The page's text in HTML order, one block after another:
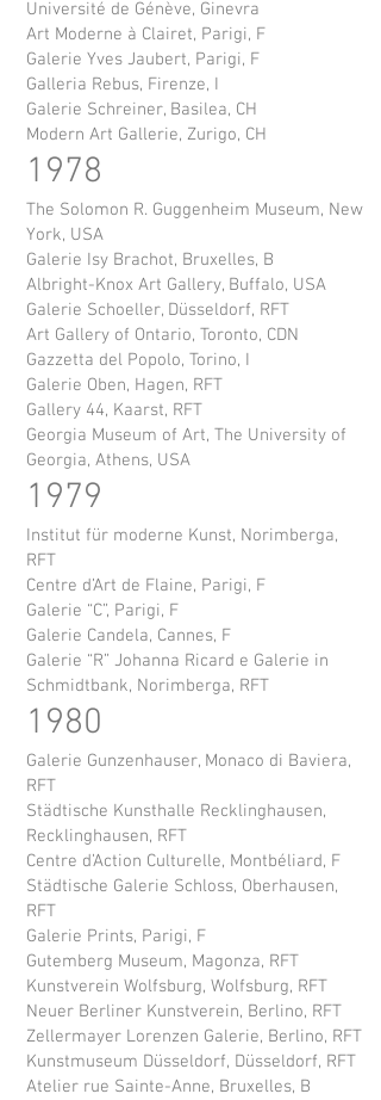
Université de Génève, Ginevra
Art Moderne à Clairet, Parigi, F
Galerie Yves Jaubert, Parigi, F
Galleria Rebus, Firenze, I
Galerie Schreiner, Basilea, CH
Modern Art Gallerie, Zurigo, CH
1978
The Solomon R. Guggenheim Museum, New
York, USA
Galerie Isy Brachot, Bruxelles, B
Albright-Knox Art Gallery, Buffalo, USA
Galerie Schoeller, Düsseldorf, RFT
Art Gallery of Ontario, Toronto, CDN
Gazzetta del Popolo, Torino, I
Galerie Oben, Hagen, RFT
Gallery 44, Kaarst, RFT
Georgia Museum of Art, The University of
Georgia, Athens, USA
1979
Institut für moderne Kunst, Norimberga,
RFT
Centre d’Art de Flaine, Parigi, F
Galerie “C”, Parigi, F
Galerie Candela, Cannes, F
Galerie “R” Johanna Ricard e Galerie in
Schmidtbank, Norimberga, RFT
1980
Galerie Gunzenhauser, Monaco di Baviera,
RFT
Städtische Kunsthalle Recklinghausen,
Recklinghausen, RFT
Centre d’Action Culturelle, Montbéliard, F
Städtische Galerie Schloss, Oberhausen,
RFT
Galerie Prints, Parigi, F
Gutemberg Museum, Magonza, RFT
Kunstverein Wolfsburg, Wolfsburg, RFT
Neuer Berliner Kunstverein, Berlino, RFT
Zellermayer Lorenzen Galerie, Berlino, RFT
Kunstmuseum Düsseldorf, Düsseldorf, RFT
Atelier rue Sainte-Anne, Bruxelles, B